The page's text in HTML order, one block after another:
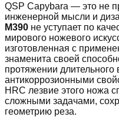
QSP Capybara — это не
инженерной мысли и
M390 не уступает по
мирового ножевого
изготовленная с
знаменита своей
протяжении
антикоррозионными
HRC лезвие этого ножа
сложными задачами,
геометрию реза.